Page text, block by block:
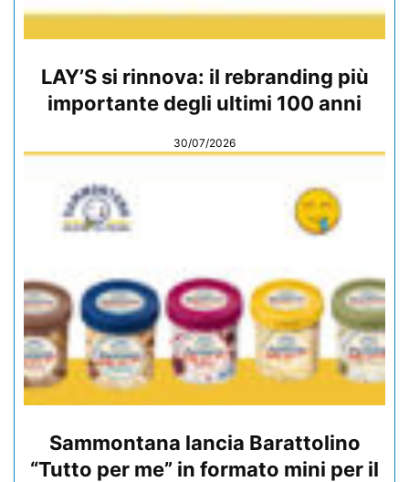
LAY’S si rinnova: il rebranding più
importante degli ultimi 100 anni
30/07/2026
Sammontana lancia Barattolino
“Tutto per me” in formato mini per il